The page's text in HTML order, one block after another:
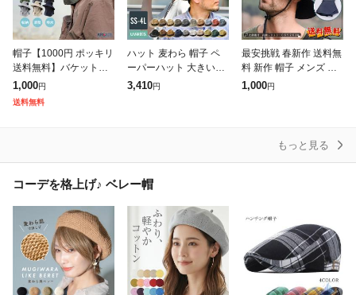
帽子【1000円 ポッキリ
送料無料】バケットハ
ット メンズ レディース
日焼け防止 夏新作 フェ
1,000円
送料無料
ハット 麦わら 帽子 ペ
ーパーハット 大きいサ
イズ 折りたたみ nakota
3,410円
最安挑戦 春新作 送料無
料 新作 帽子 メンズ メ
ッシュ サファリハット
1,000円
もっと見る
コーデを格上げ♪ ベレー帽